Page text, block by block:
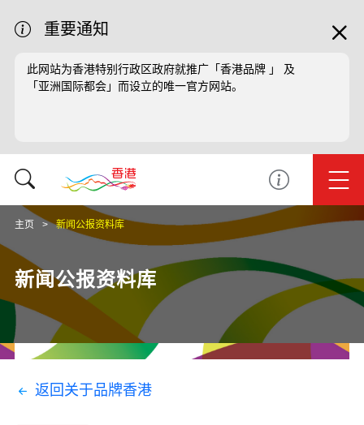
重要通知
此网站为香港特别行政区政府就推广「香港品牌 」 及
「亚洲国际都会」而设立的唯一官方网站。
主页 新闻公报资料库
新闻公报资料库
返回关于品牌香港